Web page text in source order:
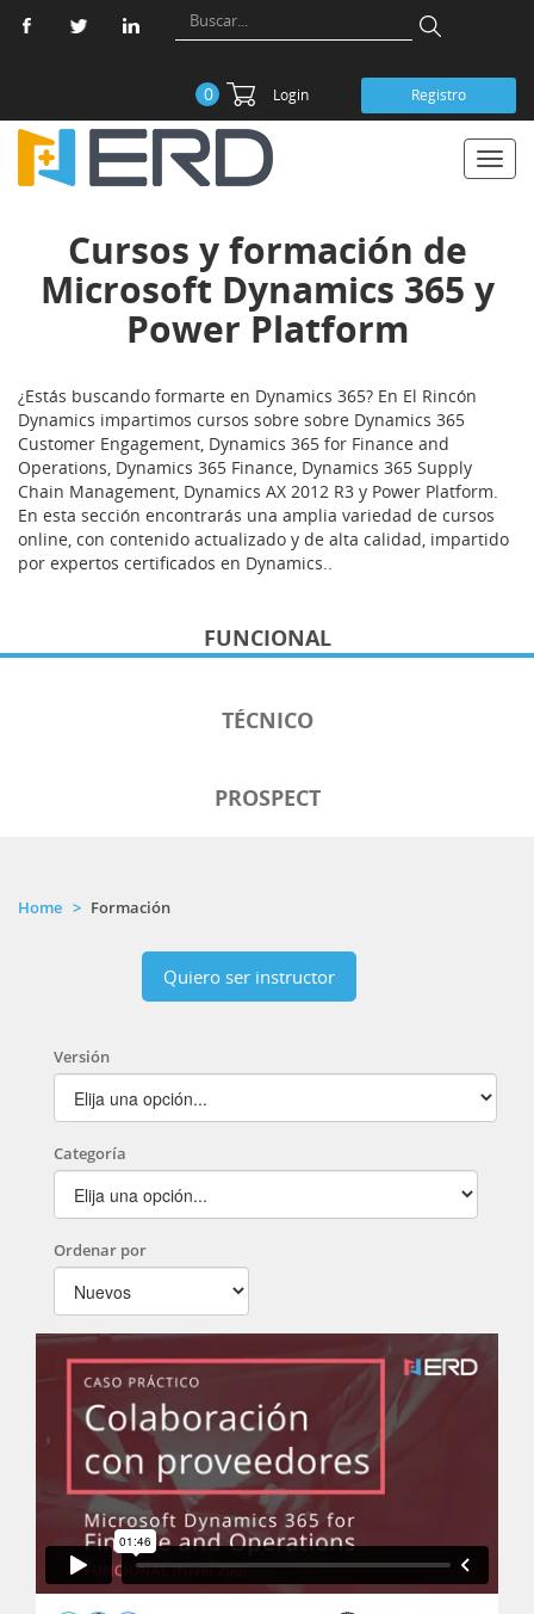
0 Login Registro
Cursos y formación de
Microsoft Dynamics 365 y
Power Platform
¿Estás buscando formarte en Dynamics 365? En El Rincón
Dynamics impartimos cursos sobre sobre Dynamics 365
Customer Engagement, Dynamics 365 for Finance and
Operations, Dynamics 365 Finance, Dynamics 365 Supply
Chain Management, Dynamics AX 2012 R3 y Power Platform.
En esta sección encontrarás una amplia variedad de cursos
online, con contenido actualizado y de alta calidad, impartido
por expertos certificados en Dynamics..
FUNCIONAL
TÉCNICO
PROSPECT
Home Formación
Quiero ser instructor
Versión
Categoría
Ordenar por